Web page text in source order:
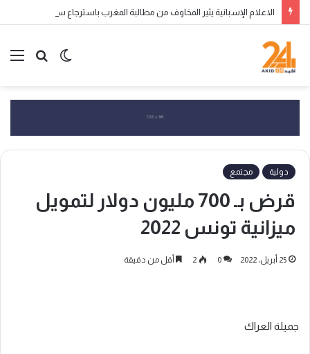
بحث
الوضع
دولية مجتمع
قرض بـ 700 مليون دولار لتمويل
ميزانية تونس 2022
25 أبريل، 2022 0
2 أقل من دقيقة
جميلة العراك